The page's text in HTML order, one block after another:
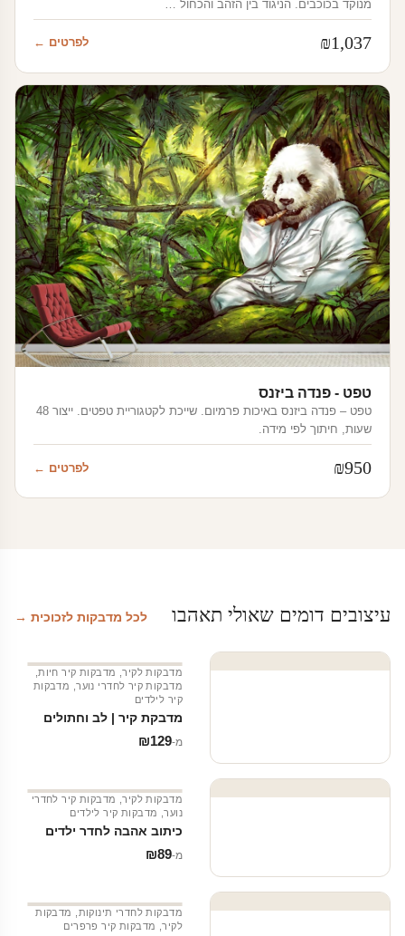
מנוקד בכוכבים. הניגוד בין הזהב והכחול …
₪1,037 לפרטים ←
טפט - פנדה ביזנס
טפט – פנדה ביזנס באיכות פרמיום. שייכת לקטגוריית טפטים. ייצור 48
שעות, חיתוך לפי מידה.
₪950 לפרטים ←
עיצובים דומים שאולי תאהבו לכל מדבקות לזכוכית →
מדבקות לקיר, מדבקות קיר חיות,
מדבקות קיר לחדרי נוער,
מדבקות
קיר לילדים
מדבקת קיר | לב וחתולים
מ‑ ₪129
מדבקות לקיר,
מדבקות קיר לחדרי
נוער, מדבקות קיר לילדים
כיתוב אהבה לחדר ילדים
מ‑ ₪89
מדבקות לחדרי תינוקות
מדבקות
לקיר, מדבקות קיר פרפרים